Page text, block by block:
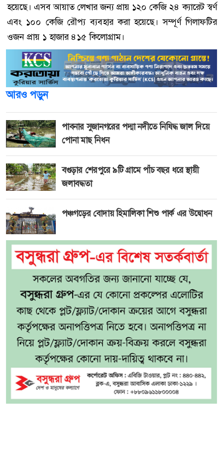
হয়েছে। এসব আয়াত লেখার জন্য প্রায় ১২০ কেজি ২৪ ক্যারেট স্বর্ণ
এবং ১০০ কেজি রৌপ্য ব্যবহার করা হয়েছে। সম্পূর্ণ গিলাফটির
ওজন প্রায় ১ হাজার ৪১৫ কিলোগ্রাম।
আরও পড়ুন
পাবনার সুজানগরের পদ্মা নদীতে নিষিদ্ধ জাল দিয়ে
পোনা মাছ নিধন
বগুড়ার শেরপুরে ৯টি গ্রামে পাঁচ বছর ধরে স্থায়ী
জলাবদ্ধতা
পঞ্চগড়ের বোদায় হিমালিকা শিশু পার্ক এর উদ্বোধন